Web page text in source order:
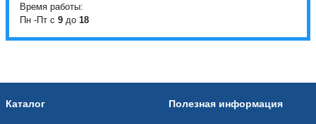
Время работы:
Пн -Пт с 9 до 18
Каталог Полезная информация